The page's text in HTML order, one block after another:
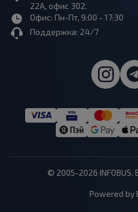
22А, офис 302.
Офис: Пн-Пт, 9:00 - 17:30
Поддержка: 24/7
© 2005-2026
Powered by